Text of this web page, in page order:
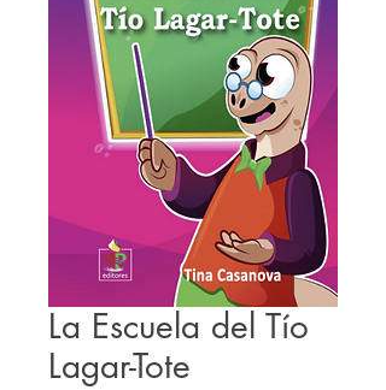
La Escuela del Tío
Lagar-Tote